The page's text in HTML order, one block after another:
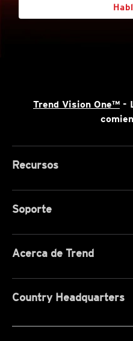
Trend Vision One™ -
Recursos
Soporte
Acerca de Trend
Country Headquarters